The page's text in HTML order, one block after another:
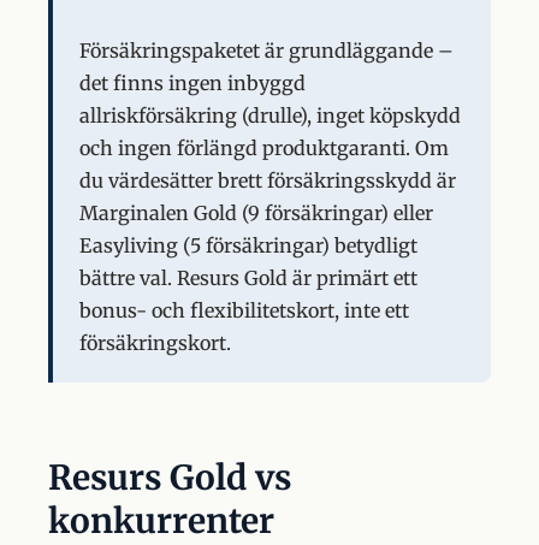
Försäkringspaketet är grundläggande –
det finns ingen inbyggd
allriskförsäkring (drulle), inget köpskydd
och ingen förlängd produktgaranti. Om
du värdesätter brett försäkringsskydd är
Marginalen Gold (9 försäkringar) eller
Easyliving (5 försäkringar) betydligt
bättre val. Resurs Gold är primärt ett
bonus- och flexibilitetskort, inte ett
försäkringskort.
Resurs Gold vs
konkurrenter